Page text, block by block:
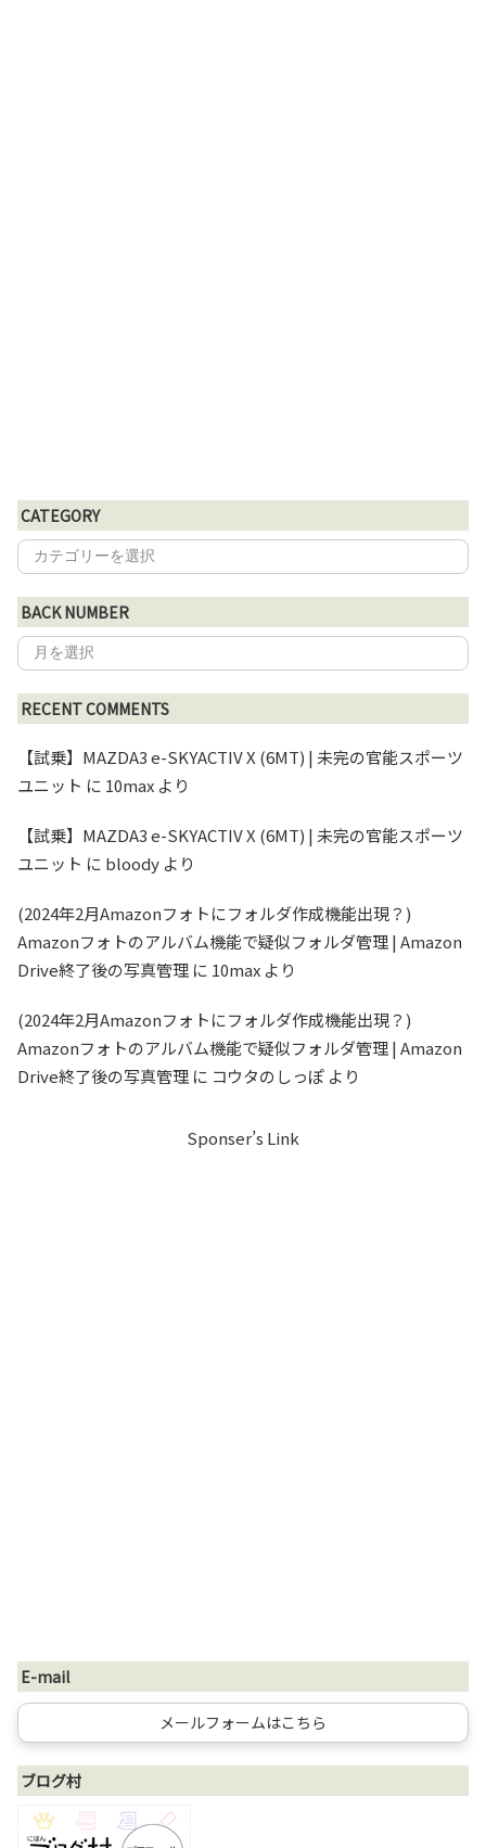
CATEGORY
BACK NUMBER
RECENT COMMENTS
【試乗】MAZDA3 e-SKYACTIV X (6MT) | 未完の官能スポーツ
ユニット に 10max より
【試乗】MAZDA3 e-SKYACTIV X (6MT) | 未完の官能スポーツ
ユニット に bloody より
(2024年2月Amazonフォトにフォルダ作成機能出現？)
Amazonフォトのアルバム機能で疑似フォルダ管理 | Amazon
Drive終了後の写真管理 に 10max より
(2024年2月Amazonフォトにフォルダ作成機能出現？)
Amazonフォトのアルバム機能で疑似フォルダ管理 | Amazon
Drive終了後の写真管理 に コウタのしっぽ より
Sponser’s Link
E-mail
メールフォームはこちら
ブログ村